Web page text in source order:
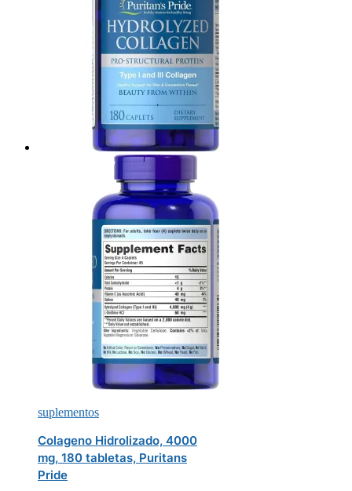
suplementos
Colageno Hidrolizado, 4000
mg, 180 tabletas, Puritans
Pride